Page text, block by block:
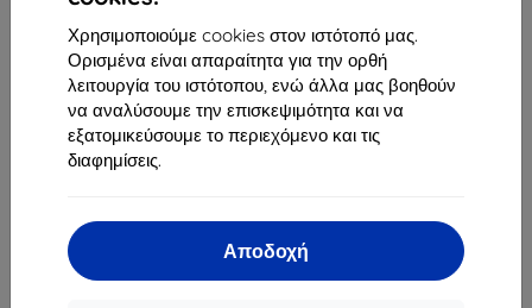
Χρησιμοποιούμε cookies στον ιστότοπό μας.
Ορισμένα είναι απαραίτητα για την ορθή
λειτουργία του ιστότοπου, ενώ άλλα μας βοηθούν
να αναλύσουμε την επισκεψιμότητα και να
εξατομικεύσουμε το περιεχόμενο και τις
διαφημίσεις.
Αποδοχή
Οδός Rudolfa Mocka 3750/2A
841 04 Bratislava
Αριθμός Μητρώου Εταιρείας:46701494
ΑΦΜ ΦΠΑ:SK2023549671
Επικοινωνία
info@top4mobile.eu